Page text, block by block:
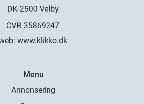
www.klikko.dk
Menu
Annonsering